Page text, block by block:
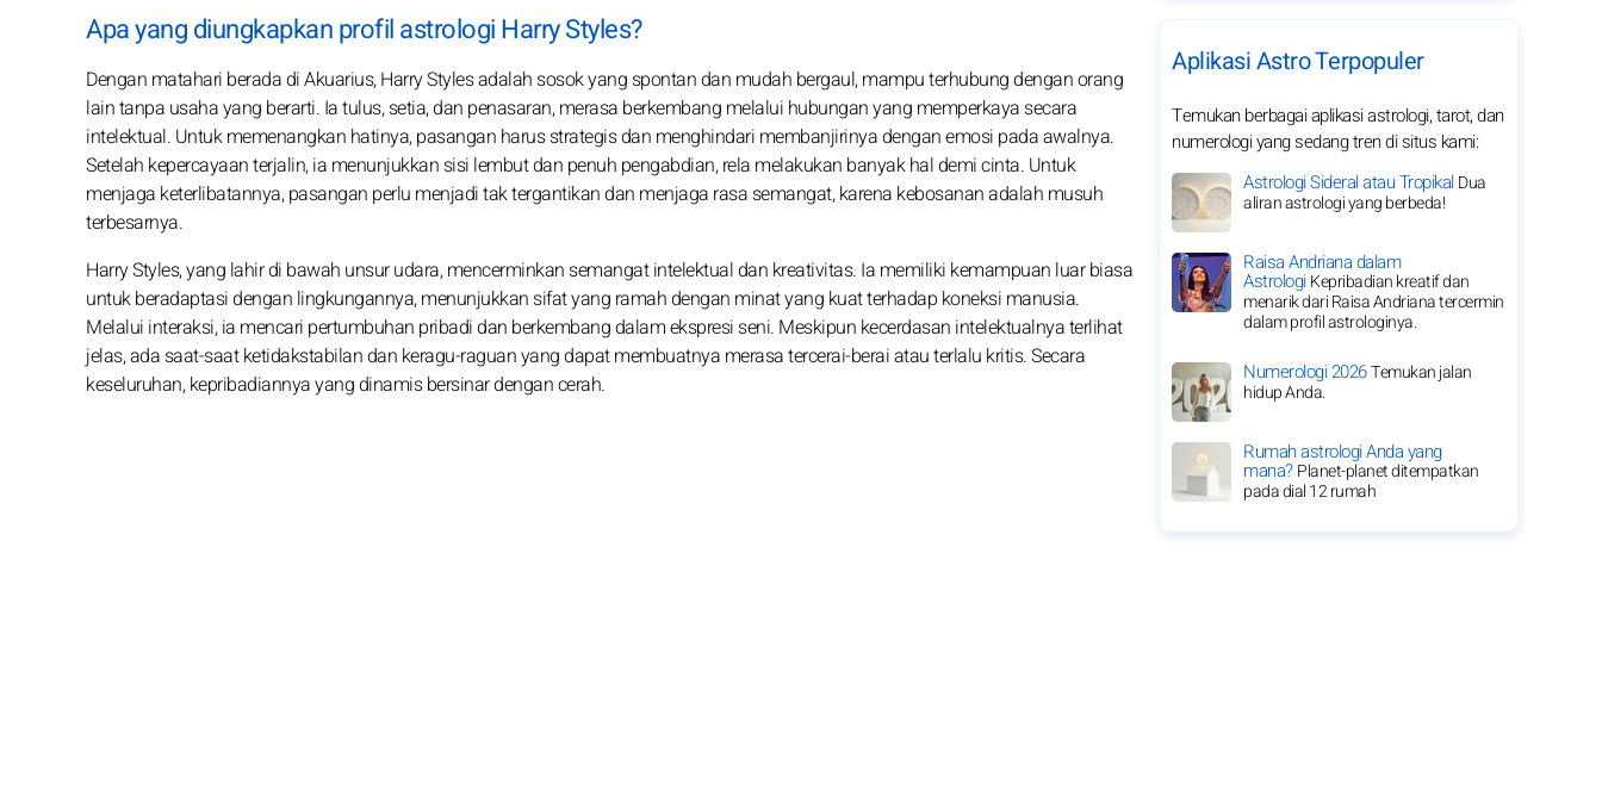
Apa yang diungkapkan profil astrologi Harry Styles?
Dengan matahari berada di Akuarius, Harry Styles adalah sosok yang spontan dan mudah bergaul, mampu terhubung dengan orang
lain tanpa usaha yang berarti. Ia tulus, setia, dan penasaran, merasa berkembang melalui hubungan yang memperkaya secara
intelektual. Untuk memenangkan hatinya, pasangan harus strategis dan menghindari membanjirinya dengan emosi pada awalnya.
Setelah kepercayaan terjalin, ia menunjukkan sisi lembut dan penuh pengabdian, rela melakukan banyak hal demi cinta. Untuk
menjaga keterlibatannya, pasangan perlu menjadi tak tergantikan dan menjaga rasa semangat, karena kebosanan adalah musuh
terbesarnya.
Harry Styles, yang lahir di bawah unsur udara, mencerminkan semangat intelektual dan kreativitas. Ia memiliki kemampuan luar biasa
untuk beradaptasi dengan lingkungannya, menunjukkan sifat yang ramah dengan minat yang kuat terhadap koneksi manusia.
Melalui interaksi, ia mencari pertumbuhan pribadi dan berkembang dalam ekspresi seni. Meskipun kecerdasan intelektualnya terlihat
jelas, ada saat-saat ketidakstabilan dan keragu-raguan yang dapat membuatnya merasa tercerai-berai atau terlalu kritis. Secara
keseluruhan, kepribadiannya yang dinamis bersinar dengan cerah.
Aplikasi Astro Terpopuler
Temukan berbagai aplikasi astrologi, tarot, dan
numerologi yang sedang tren di situs kami:
Astrologi Sideral atau TropikalDua
aliran astrologi yang berbeda!
Raisa Andriana dalam
AstrologiKepribadian kreatif dan
menarik dari Raisa Andriana tercermin
dalam profil astrologinya.
Numerologi 2026Temukan jalan
hidup Anda.
Rumah astrologi Anda yang
mana?Planet-planet ditempatkan
pada dial 12 rumah